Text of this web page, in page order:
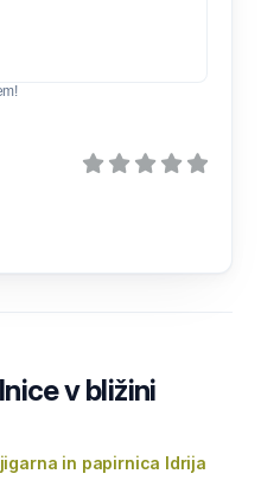
v bližini
in papirnica Idrija